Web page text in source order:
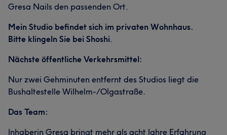
Gresa Nails den passenden Ort.
Mein Studio befindet sich im privaten Wohnhaus.
Bitte klingeln Sie bei Shoshi.
Nächste öffentliche Verkehrsmittel:
Nur zwei Gehminuten entfernt des Studios liegt die
Bushaltestelle Wilhelm-/Olgastraße.
Das Team:
Inhaberin Gresa bringt mehr als acht Jahre Erfahrung